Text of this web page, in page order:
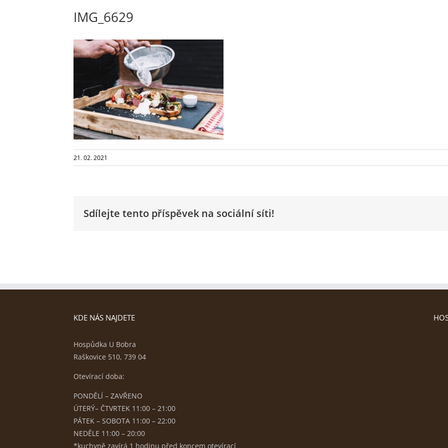
IMG_6629
21. 02. 2021
Sdílejte tento příspěvek na sociální síti!
KDE NÁS NAJDETE
Hospůdka U Bobra
Raškovice 510, 739 04
Otevírací doba:
PONDĚLÍ – ZAVŘENO
ÚTERÝ– ČTVRTEK 11:00 – 21:00
PÁTEK – SOBOTA 11:00 – 22:00
NEDĚLE 11:00 – 20:00
*kuchyně zavírá 1 hodinu před koncem otevírací